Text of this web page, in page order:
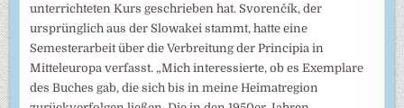
unterrichteten Kurs geschrieben hat. Svorenčík, der
ursprünglich aus der Slowakei stammt, hatte eine
Semesterarbeit über die Verbreitung der Principia in
Mitteleuropa verfasst. „Mich interessierte, ob es Exemplare
des Buches gab, die sich bis in meine Heimatregion